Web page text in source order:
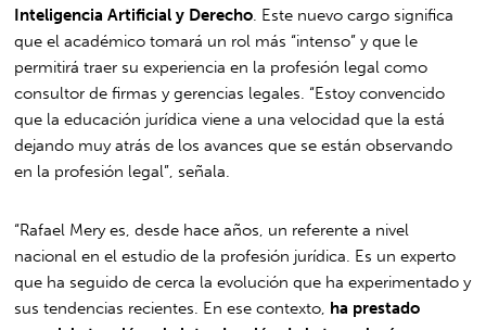
Inteligencia Artificial y Derecho . Este nuevo cargo significa
que el académico tomará un rol más “intenso” y que le
permitirá traer su experiencia en la profesión legal como
consultor de firmas y gerencias legales. “Estoy convencido
que la educación jurídica viene a una velocidad que la está
dejando muy atrás de los avances que se están observando
en la profesión legal”, señala.
“Rafael Mery es, desde hace años, un referente a nivel
nacional en el estudio de la profesión jurídica. Es un experto
que ha seguido de cerca la evolución que ha experimentado y
sus tendencias recientes. En ese contexto, ha prestado